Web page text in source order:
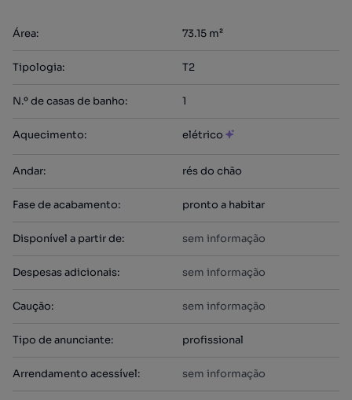
Área: 73.15 m²
Tipologia: T2
N.º de casas de banho: 1
Aquecimento: elétrico
Andar: rés do chão
Fase de acabamento: pronto a habitar
Disponível a partir de: sem informação
Despesas adicionais: sem informação
Caução: sem informação
Tipo de anunciante: profissional
Arrendamento acessível: sem informação